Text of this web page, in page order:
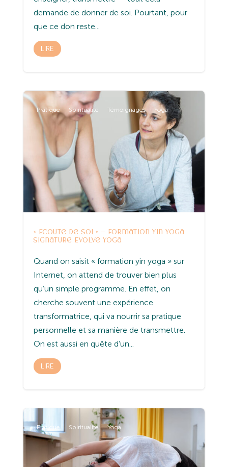
demande de donner de soi. Pourtant, pour
que ce don reste...
LIRE
Pratique Spiritualité Témoignages Yoga
« Écoute de soi » – Formation Yin Yoga
signature Evolve Yoga
Quand on saisit « formation yin yoga » sur
Internet, on attend de trouver bien plus
qu’un simple programme. En effet, on
cherche souvent une expérience
transformatrice, qui va nourrir sa pratique
personnelle et sa manière de transmettre.
On est aussi en quête d’un...
LIRE
Pratique Spiritualité Yoga